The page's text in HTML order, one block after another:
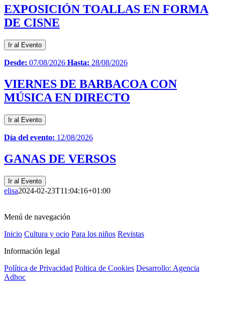
EXPOSICIÓN TOALLAS EN FORMA
DE CISNE
Ir al Evento
Desde: 07/08/2026 Hasta: 28/08/2026
VIERNES DE BARBACOA CON
MÚSICA EN DIRECTO
Ir al Evento
Día del evento: 12/08/2026
GANAS DE VERSOS
Ir al Evento
elisa2024-02-23T11:04:16+01:00
Menú de navegación
Inicio Cultura y ocio Para los niños Revistas
Información legal
Política de Privacidad Poltica de Cookies Desarrollo: Agencia
Adhoc